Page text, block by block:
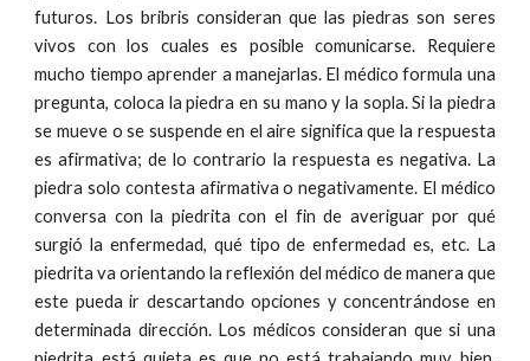
futuros. Los bribris consideran que las piedras son seres
vivos con los cuales es posible comunicarse. Requiere
mucho tiempo aprender a manejarlas. El médico formula una
pregunta, coloca la piedra en su mano y la sopla. Si la piedra
se mueve o se suspende en el aire significa que la respuesta
es afirmativa; de lo contrario la respuesta es negativa. La
piedra solo contesta afirmativa o negativamente. El médico
conversa con la piedrita con el fin de averiguar por qué
surgió la enfermedad, qué tipo de enfermedad es, etc. La
piedrita va orientando la reflexión del médico de manera que
este pueda ir descartando opciones y concentrándose en
determinada dirección. Los médicos consideran que si una